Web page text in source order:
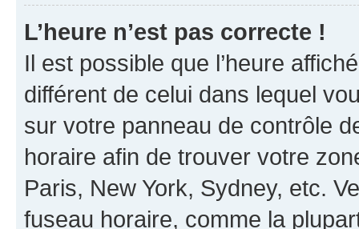
L’heure n’est pas correcte !
Il est possible que l’heure
différent de celui dans lequel
sur votre panneau de contrôle
horaire afin de trouver votre
Paris, New York, Sydney, etc.
fuseau horaire, comme la